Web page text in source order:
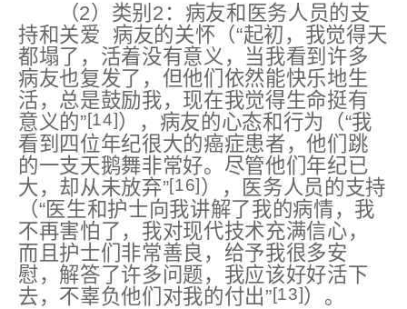
（2）类别2：病友和医务人员的支
持和关爱 病友的关怀（“起初，我觉得天
都塌了，活着没有意义，当我看到许多
病友也复发了，但他们依然能快乐地生
活，总是鼓励我，现在我觉得生命挺有
意义的”[14]），病友的心态和行为（“我
看到四位年纪很大的癌症患者，他们跳
的一支天鹅舞非常好。尽管他们年纪已
大，却从未放弃”[16]），医务人员的支持
（“医生和护士向我讲解了我的病情，我
不再害怕了，我对现代技术充满信心，
而且护士们非常善良，给予我很多安
慰，解答了许多问题，我应该好好活下
去，不辜负他们对我的付出”[13]）。